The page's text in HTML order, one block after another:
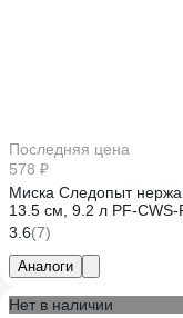
Последняя цена
578 ₽
Миска Следопыт
13.5 см, 9.2 л PF-CWS-
3.6(7)
Аналоги
Нет в наличии